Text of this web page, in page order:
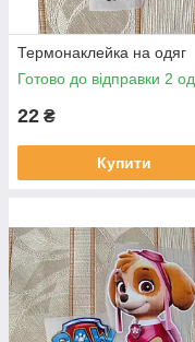
Термонаклейка на одяг
Готово до відправки 2 од.
22 ₴
Купити